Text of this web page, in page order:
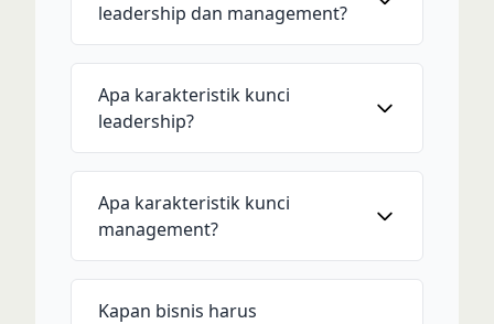
leadership dan management?
Apa karakteristik kunci
leadership?
Apa karakteristik kunci
management?
Kapan bisnis harus